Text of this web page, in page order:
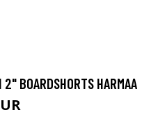
BOARDSHORTS HARMAA